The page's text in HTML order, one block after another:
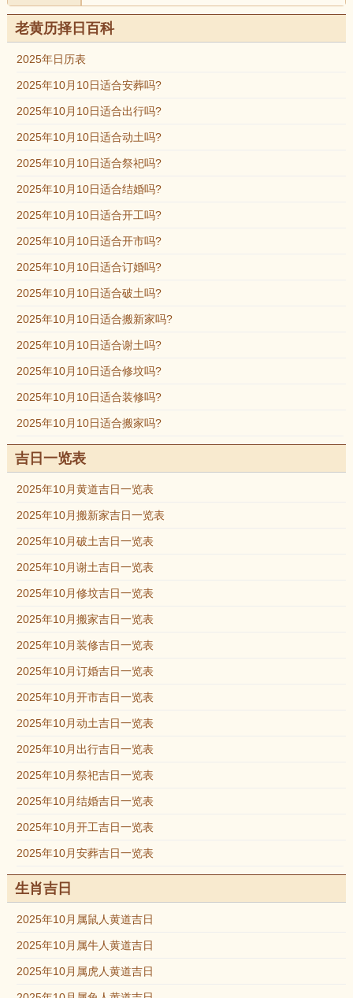
老黄历择日百科
2025年日历表
2025年10月10日适合安葬吗?
2025年10月10日适合出行吗?
2025年10月10日适合动土吗?
2025年10月10日适合祭祀吗?
2025年10月10日适合结婚吗?
2025年10月10日适合开工吗?
2025年10月10日适合开市吗?
2025年10月10日适合订婚吗?
2025年10月10日适合破土吗?
2025年10月10日适合搬新家吗?
2025年10月10日适合谢土吗?
2025年10月10日适合修坟吗?
2025年10月10日适合装修吗?
2025年10月10日适合搬家吗?
吉日一览表
2025年10月黄道吉日一览表
2025年10月搬新家吉日一览表
2025年10月破土吉日一览表
2025年10月谢土吉日一览表
2025年10月修坟吉日一览表
2025年10月搬家吉日一览表
2025年10月装修吉日一览表
2025年10月订婚吉日一览表
2025年10月开市吉日一览表
2025年10月动土吉日一览表
2025年10月出行吉日一览表
2025年10月祭祀吉日一览表
2025年10月结婚吉日一览表
2025年10月开工吉日一览表
2025年10月安葬吉日一览表
生肖吉日
2025年10月属鼠人黄道吉日
2025年10月属牛人黄道吉日
2025年10月属虎人黄道吉日